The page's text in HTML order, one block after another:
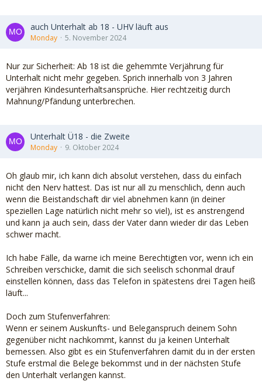
Feststellungsklage nach § 204 Abs. 1 Ziff.1 BGB, wenn der
Aufenthaltsort des Unterhaltsschuldners unbekannt ist, ist
möglich, aber riskant.
BGH, Urteil vom 7. 5. 2003 – IV ZR 121/02
Feststellungsklage & Verjährungsunterbrechung
"Eine wiederholende Feststellungsklage ist nur dann
auch Unterhalt ab 18 - UHV läuft aus
Monday 5. November 2024
Nur zur Sicherheit: Ab 18 ist die gehemmte Verjährung für
Unterhalt nicht mehr gegeben. Sprich innerhalb von 3 Jahren
verjähren Kindesunterhaltsansprüche. Hier rechtzeitig durch
Mahnung/Pfändung unterbrechen.
Unterhalt Ü18 - die Zweite
Monday 9. Oktober 2024
Oh glaub mir, ich kann dich absolut verstehen, dass du einfach
nicht den Nerv hattest. Das ist nur all zu menschlich, denn auch
wenn die Beistandschaft dir viel abnehmen kann (in deiner
speziellen Lage natürlich nicht mehr so viel), ist es anstrengend
und kann ja auch sein, dass der Vater dann wieder dir das Leben
schwer macht.
Ich habe Fälle, da warne ich meine Berechtigten vor, wenn ich ein
Schreiben verschicke, damit die sich seelisch schonmal drauf
einstellen können, dass das Telefon in spätestens drei Tagen heiß
läuft...
Doch zum Stufenverfahren:
Wenn er seinem Auskunfts- und Beleganspruch deinem Sohn
gegenüber nicht nachkommt, kannst du ja keinen Unterhalt
bemessen. Also gibt es ein Stufenverfahren damit du in der ersten
Stufe erstmal die Belege bekommst und in der nächsten Stufe
den Unterhalt verlangen kannst.